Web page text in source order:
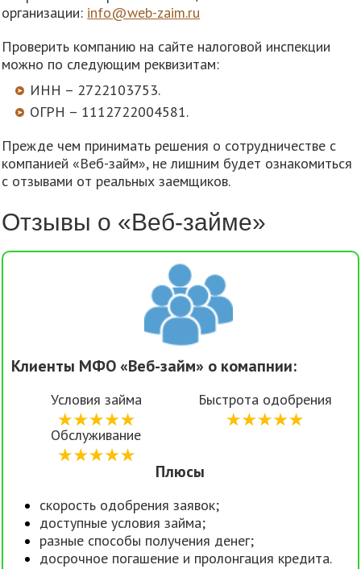
организации: info@web-zaim.ru
Проверить компанию на сайте налоговой инспекции
можно по следующим реквизитам:
ИНН – 2722103753.
ОГРН – 1112722004581.
Прежде чем принимать решения о сотрудничестве с
компанией «Веб-займ», не лишним будет ознакомиться
с отзывами от реальных заемщиков.
Отзывы о «Веб-займе»
Клиенты МФО «Веб-займ» о комапнии:
Условия займа
Быстрота одобрения
Обслуживание
Плюсы
скорость одобрения заявок;
доступные условия займа;
разные способы получения денег;
досрочное погашение и пролонгация кредита.